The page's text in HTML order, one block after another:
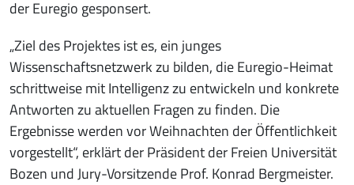
der Euregio gesponsert.
„Ziel des Projektes ist es, ein junges
Wissenschaftsnetzwerk zu bilden, die Euregio-Heimat
schrittweise mit Intelligenz zu entwickeln und konkrete
Antworten zu aktuellen Fragen zu finden. Die
Ergebnisse werden vor Weihnachten der Öffentlichkeit
vorgestellt“, erklärt der Präsident der Freien Universität
Bozen und Jury-Vorsitzende Prof. Konrad Bergmeister.